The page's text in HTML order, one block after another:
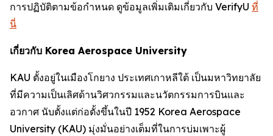
การปฏิบัติตามข้อกำหนด ดูข้อมูลเพิ่มเติมเกี่ยวกับ VerifyU ที่
นี่
เกี่ยวกับ Korea Aerospace University
KAU ตั้งอยู่ในเมืองโกยาง ประเทศเกาหลีใต้ เป็นมหาวิทยาลัย
ที่มีความเป็นเลิศด้านวิศวกรรมและนวัตกรรมการบินและ
อวกาศ นับตั้งแต่ก่อตั้งขึ้นในปี 1952 Korea Aerospace
University (KAU) มุ่งมั่นอย่างเต็มที่ในการบ่มเพาะผู้